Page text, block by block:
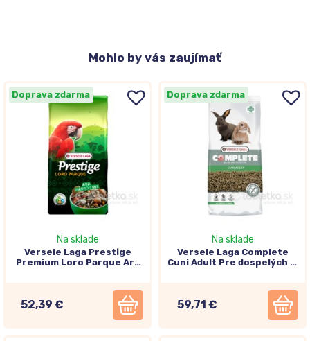
Mohlo by vás zaujímať
Doprava zdarma
Na sklade
Versele Laga Prestige
Premium Loro Parque Ara
52,39 €
Doprava zdarma
Na sklade
Versele Laga Complete
Cuni Adult Pre dospelých aj
59,71 €